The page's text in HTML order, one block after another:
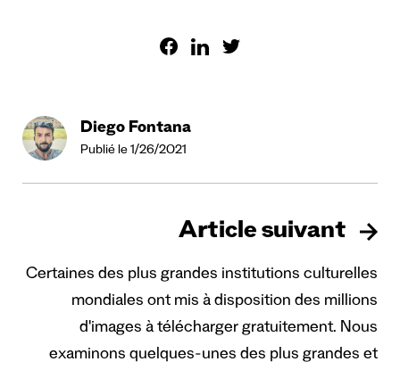
Diego Fontana
Publié le 1/26/2021
Article suivant
Certaines des plus grandes institutions culturelles
mondiales ont mis à disposition des millions
d'images à télécharger gratuitement. Nous
examinons quelques-unes des plus grandes et